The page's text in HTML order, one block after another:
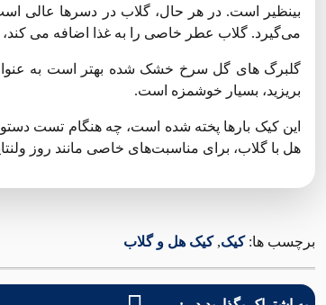
بینظیر است. در هر حال، گلاب در دسرها عالی
می‌گیرد. گلاب عطر خاصی را به غذا اضافه می
گلبرگ های گل سرخ خشک شده بهتر است به
بریزید، بسیار خوشمزه است.
این کیک بارها پخته شده است، چه هنگام تست
هل با گلاب، برای مناسبت‌های خاصی مانند روز
برچسب ها: کیک,کیک هل و گلاب